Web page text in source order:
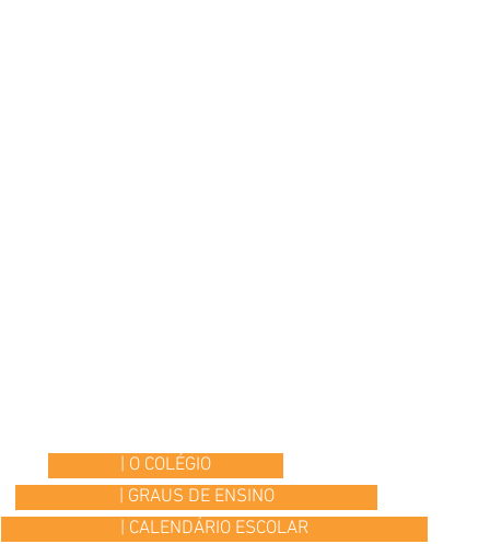
| O COLÉGIO
| GRAUS DE ENSINO
| CALENDÁRIO ESCOLAR